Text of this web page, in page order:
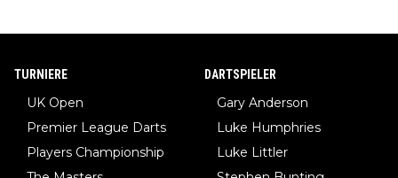
TURNIERE
UK Open
Premier League Darts
Players Championship
DARTSPIELER
Gary Anderson
Luke Humphries
Luke Littler